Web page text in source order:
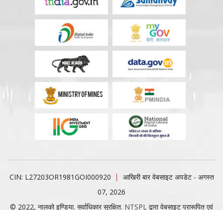
CIN: L27203OR1981GOI000920
आखिरी बार वेबसाइट अपडेट - अगस्त
07, 2026
© 2022, नालको इण्डिया. सर्वाधिकार सुरक्षित. NTSPL द्वारा वेबसाइट प्रारूपित एवं